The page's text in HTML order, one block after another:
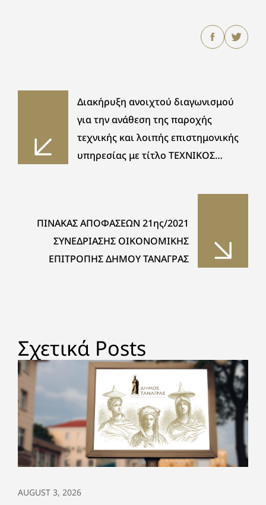
Διακήρυξη ανοιχτού διαγωνισμού
για την ανάθεση της παροχής
τεχνικής και λοιπής επιστημονικής
υπηρεσίας με τίτλο ΤΕΧΝΙΚΟΣ
«ΚΑΤΑΣΚΕΥΗ ΔΙΚΤΥΩΝ ΑΠΟΧΕΤΕΥΣΗΣ
ΠΛΑΚΑ ΔΗΛΕΣΙ ΚΑΙ ΔΗΛΕΣΙ ΚΑΙ
ΕΠΕΚΤΑΣΗ/ΑΝΑΒΑΘΜΙΣΗ ΒΙΟ.ΚΑ.
ΣΧΗΜΑΤΑΡΙΟΥ-ΟΙΝΟΦΥΤΩΝ ΔΗΜΟΥ
ΠΙΝΑΚΑΣ ΑΠΟΦΑΣΕΩΝ 21ης/2021
ΣΥΝΕΔΡΙΑΣΗΣ ΟΙΚΟΝΟΜΙΚΗΣ
ΕΠΙΤΡΟΠΗΣ ΔΗΜΟΥ ΤΑΝΑΓΡΑΣ
Σχετικά Posts
AUGUST 3, 2026